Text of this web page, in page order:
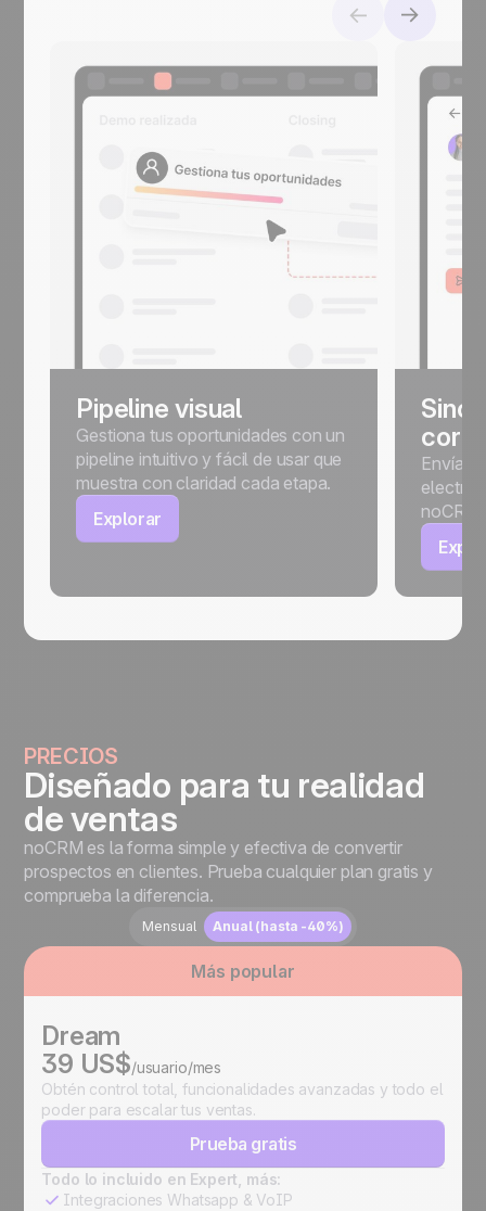
Pipeline visual
Gestiona tus oportunidades con un
pipeline intuitivo y fácil de usar que
muestra con claridad cada etapa.
Explorar
Envía,
noCRM.
PRECIOS
Diseñado para tu realidad
de ventas
noCRM es la forma simple y efectiva de convertir
prospectos en clientes. Prueba cualquier plan gratis y
comprueba la diferencia.
Mensual Anual (hasta -40%)
Más popular
Dream
39 US$/usuario/mes
Obtén control total, funcionalidades avanzadas y todo el
poder para escalar tus ventas.
Prueba gratis
Todo lo incluido en Expert, más:
Integraciones Whatsapp & VoIP